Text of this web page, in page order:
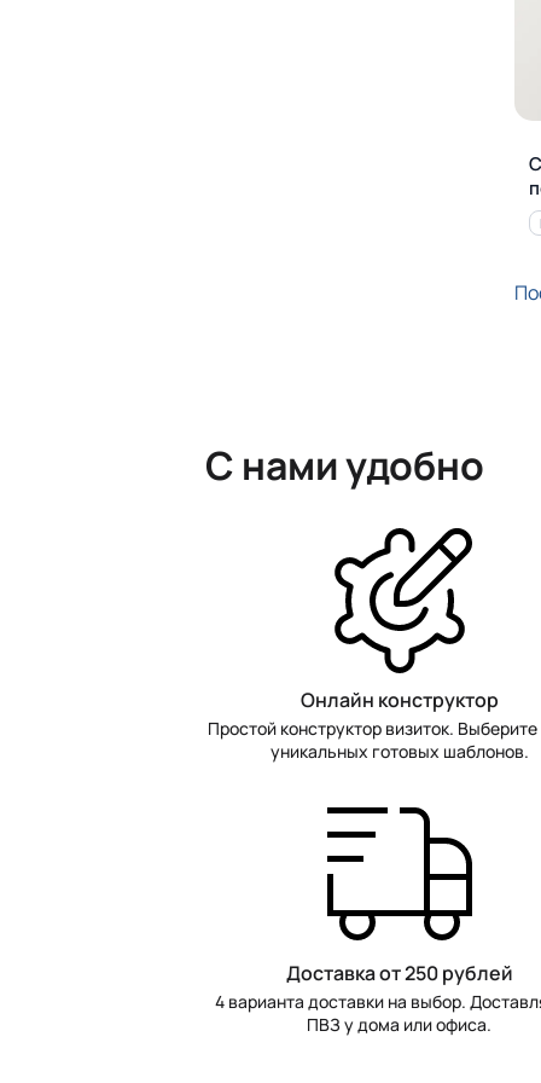
С нами удобно
Онлайн конструктор
Простой конструктор визиток. Выберите
уникальных готовых шаблонов.
Доставка от 250 рублей
4 варианта доставки на выбор.
ПВЗ у дома или офиса.